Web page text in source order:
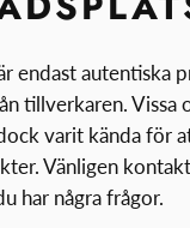
endast autentiska
tillverkaren. Vissa
varit kända för
Vänligen
har några frågor.